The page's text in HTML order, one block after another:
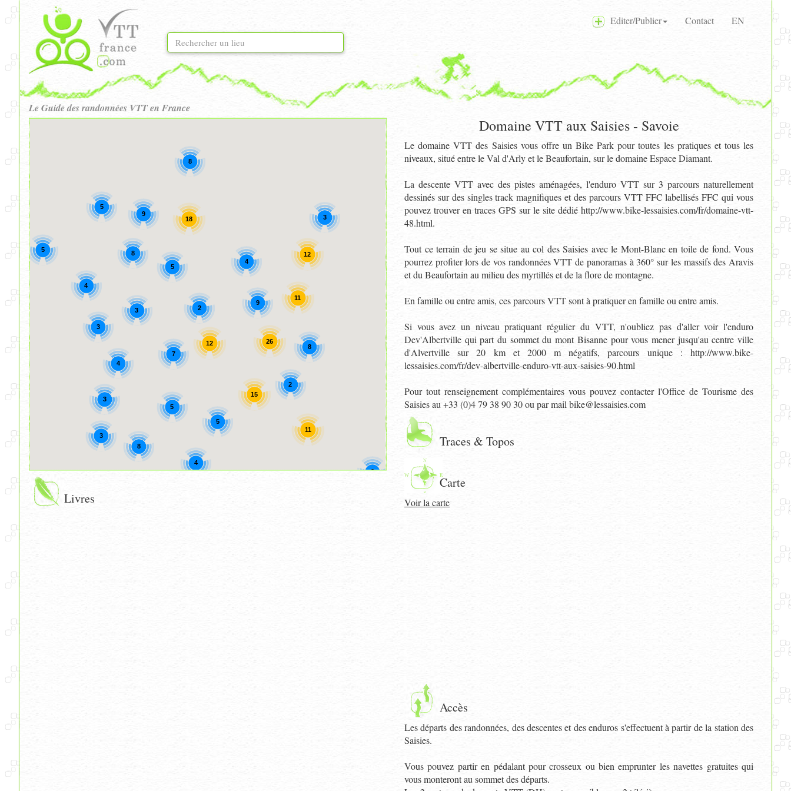
Editer/Publier Contact EN
Le Guide des randonnées VTT en France
5
12
11
11
12
18
9
8
3
3
4
8
26
8
5
2
3
4
5
7
4
4
9
5
3
15
8
2
5
3
2
Livres
Domaine VTT aux Saisies - Savoie
Le domaine VTT des Saisies vous offre un Bike Park pour toutes les pratiques et tous les
niveaux, situé entre le Val d'Arly et le Beaufortain, sur le domaine Espace Diamant.
La descente VTT avec des pistes aménagées, l'enduro VTT sur 3 parcours naturellement
dessinés sur des singles track magnifiques et des parcours VTT FFC labellisés FFC qui vous
pouvez trouver en traces GPS sur le site dédié http://www.bike-lessaisies.com/fr/domaine-vtt-
48.html.
Tout ce terrain de jeu se situe au col des Saisies avec le Mont-Blanc en toile de fond. Vous
pourrez profiter lors de vos randonnées VTT de panoramas à 360° sur les massifs des Aravis
et du Beaufortain au milieu des myrtillés et de la flore de montagne.
En famille ou entre amis, ces parcours VTT sont à pratiquer en famille ou entre amis.
Si vous avez un niveau pratiquant régulier du VTT, n'oubliez pas d'aller voir l'enduro
Dev'Albertville qui part du sommet du mont Bisanne pour vous mener jusqu'au centre ville
d'Alvertville sur 20 km et 2000 m négatifs, parcours unique : http://www.bike-
lessaisies.com/fr/dev-albertville-enduro-vtt-aux-saisies-90.html
Pour tout renseignement complémentaires vous pouvez contacter l'Office de Tourisme des
Saisies au +33 (0)4 79 38 90 30 ou par mail bike@lessaisies.com
Traces & Topos
Carte
Voir la carte
Accès
Les départs des randonnées, des descentes et des enduros s'effectuent à partir de la station des
Saisies.
Vous pouvez partir en pédalant pour crosseux ou bien emprunter les navettes gratuites qui
vous monteront au sommet des départs.